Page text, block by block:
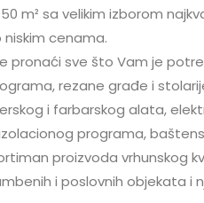
m² sa velikim izborom
cenama.
pronaći sve što Vam je
rezane građe i
i farbarskog alata,
programa,
proizvoda vrhunskog
i poslovnih objekata i